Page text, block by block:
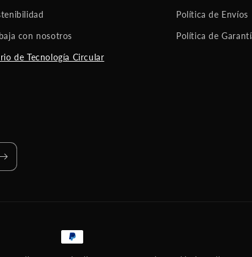
con nosotros
de Tecnología Circular
Política de Envíos
Política de
Payment
methods